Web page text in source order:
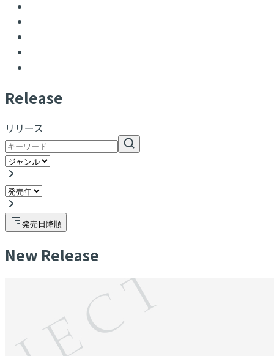
Release
リリース
発売日降順
New Release